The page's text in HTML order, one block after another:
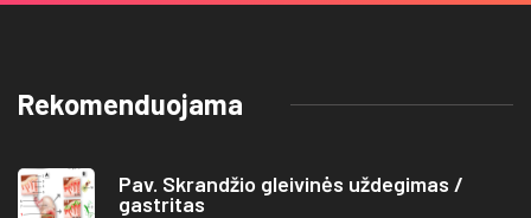
Rekomenduojama
Pav. Skrandžio gleivinės uždegimas /
gastritas